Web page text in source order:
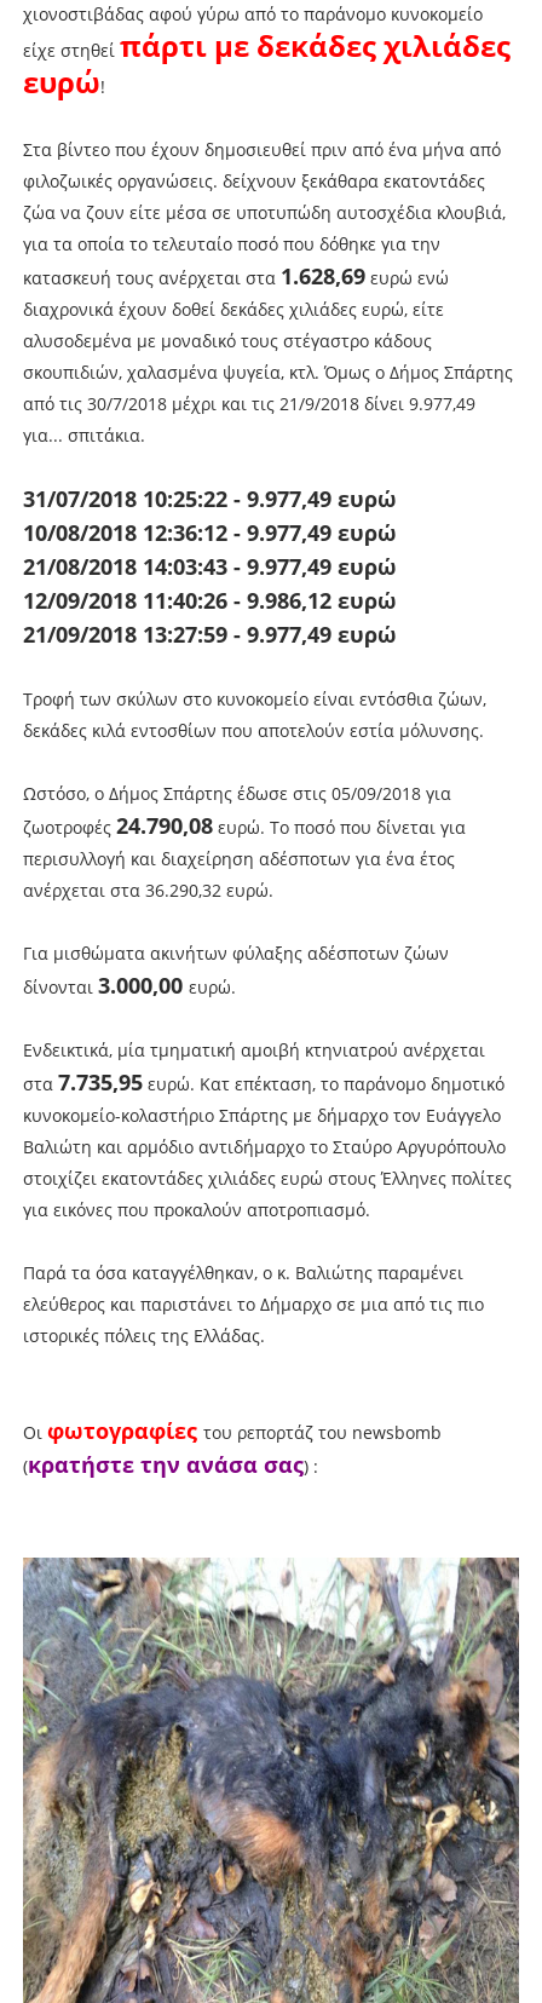
χιονοστιβάδας αφού γύρω από το παράνομο κυνοκομείο
είχε στηθεί πάρτι με δεκάδες χιλιάδες
ευρώ!
Στα βίντεο που έχουν δημοσιευθεί πριν από ένα μήνα από
φιλοζωικές οργανώσεις. δείχνουν ξεκάθαρα εκατοντάδες
ζώα να ζουν είτε μέσα σε υποτυπώδη αυτοσχέδια κλουβιά,
για τα οποία το τελευταίο ποσό που δόθηκε για την
κατασκευή τους ανέρχεται στα 1.628,69ευρώ ενώ
διαχρονικά έχουν δοθεί δεκάδες χιλιάδες ευρώ, είτε
αλυσοδεμένα με μοναδικό τους στέγαστρο κάδους
σκουπιδιών, χαλασμένα ψυγεία, κτλ. Όμως ο Δήμος Σπάρτης
από τις 30/7/2018 μέχρι και τις 21/9/2018 δίνει 9.977,49
για... σπιτάκια.
31/07/2018 10:25:22 - 9.977,49 ευρώ
10/08/2018 12:36:12 - 9.977,49 ευρώ
21/08/2018 14:03:43 - 9.977,49 ευρώ
12/09/2018 11:40:26 - 9.986,12 ευρώ
21/09/2018 13:27:59 - 9.977,49 ευρώ
Τροφή των σκύλων στο κυνοκομείο είναι εντόσθια ζώων,
δεκάδες κιλά εντοσθίων που αποτελούν εστία μόλυνσης.
Ωστόσο, ο Δήμος Σπάρτης έδωσε στις 05/09/2018 για
ζωοτροφές 24.790,08ευρώ. Το ποσό που δίνεται για
περισυλλογή και διαχείρηση αδέσποτων για ένα έτος
ανέρχεται στα 36.290,32 ευρώ.
Για μισθώματα ακινήτων φύλαξης αδέσποτων ζώων
δίνονται 3.000,00 ευρώ.
Ενδεικτικά, μία τμηματική αμοιβή κτηνιατρού ανέρχεται
στα 7.735,95ευρώ. Κατ επέκταση, το παράνομο δημοτικό
κυνοκομείο-κολαστήριο Σπάρτης με δήμαρχο τον Ευάγγελο
Βαλιώτη και αρμόδιο αντιδήμαρχο το Σταύρο Αργυρόπουλο
στοιχίζει εκατοντάδες χιλιάδες ευρώ στους Έλληνες πολίτες
για εικόνες που προκαλούν αποτροπιασμό.
Παρά τα όσα καταγγέλθηκαν, ο κ. Βαλιώτης παραμένει
ελεύθερος και παριστάνει το Δήμαρχο σε μια από τις πιο
ιστορικές πόλεις της Ελλάδας.
Οι φωτογραφίες του ρεπορτάζ του newsbomb
(κρατήστε την ανάσα σας) :